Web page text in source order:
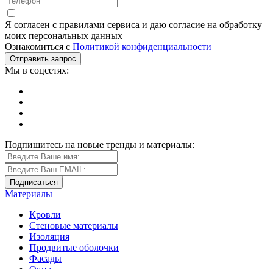
Я согласен с правилами сервиса и даю согласие на обработку
моих персональных данных
Ознакомиться с Политикой конфиденциальности
Мы в соцсетях:
Подпишитесь на новые тренды и материалы:
Материалы
Кровли
Стеновые материалы
Изоляция
Продвитые оболочки
Фасады